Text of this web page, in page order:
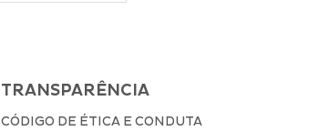
TRANSPARÊNCIA
CÓDIGO DE ÉTICA E CONDUTA